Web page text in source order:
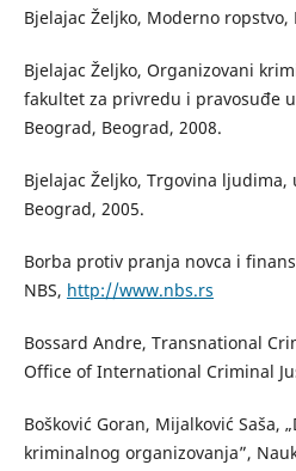
Bjelajac Željko, Moderno ropstvo,
Bjelajac Željko, Organizovani
fakultet za privredu i pravosuđe
Beograd, Beograd, 2008.
Bjelajac Željko, Trgovina ljudima,
Beograd, 2005.
Borba protiv pranja novca i
NBS, http://www.nbs.rs
Bossard Andre, Transnational
Office of International Criminal
Bošković Goran, Mijalković Saša,
kriminalnog organizovanja”,